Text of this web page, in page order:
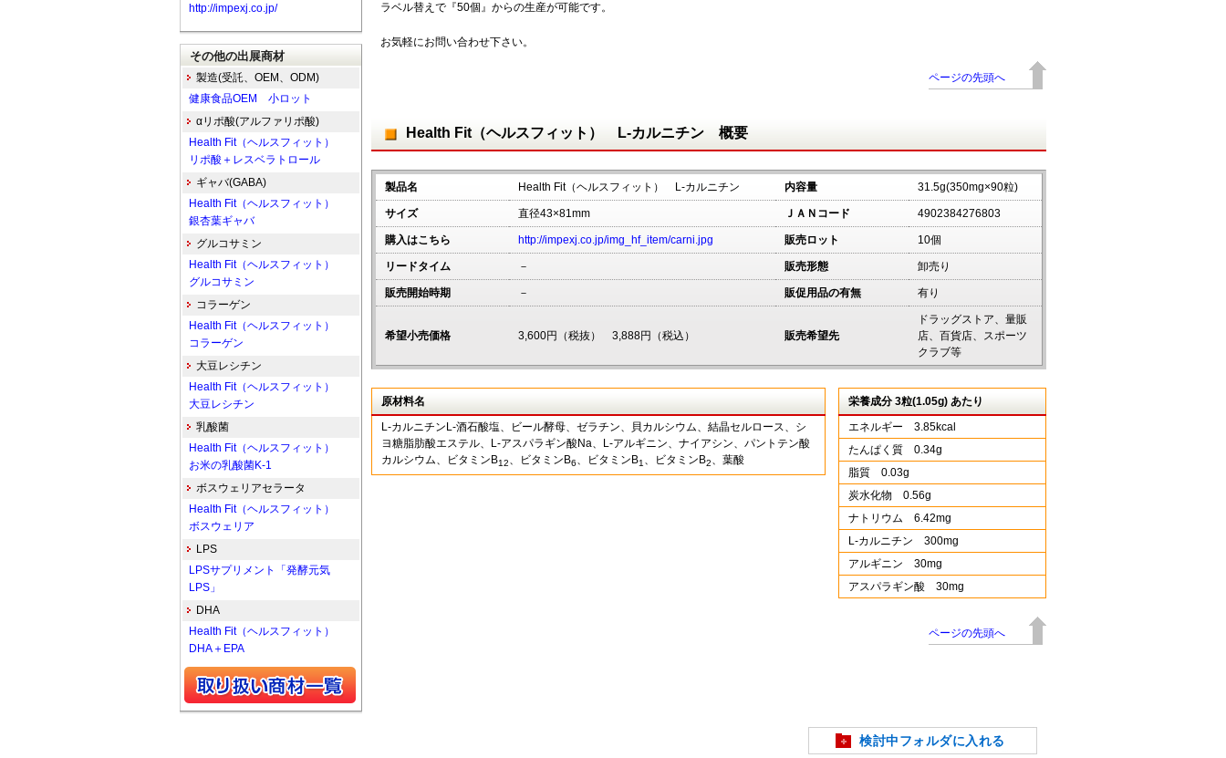
ラベル替えで『50個』からの生産が可能です。
お気軽にお問い合わせ下さい。
ページの先頭へ
Health Fit（ヘルスフィット） L-カルニチン 概要
製品名 Health Fit（ヘルスフィット） L-カルニチン 内容量 31.5g(350mg×90粒)
サイズ 直径43×81mm ＪＡＮコード 4902384276803
購入はこちら http://impexj.co.jp/img_hf_item/carni.jpg 販売ロット 10個
リードタイム － 販売形態 卸売り
販売開始時期 － 販促用品の有無 有り
希望小売価格 3,600円（税抜） 3,888円（税込） 販売希望先
ドラッグストア、量販
店、百貨店、スポーツ
クラブ等
原材料名
L-カルニチンL-酒石酸塩、ビール酵母、ゼラチン、貝カルシウム、結晶セルロース、シ
ヨ糖脂肪酸エステル、L-アスパラギン酸Na、L-アルギニン、ナイアシン、パントテン酸
カルシウム、ビタミンB12、ビタミンB6、ビタミンB1、ビタミンB2、葉酸
栄養成分 3粒(1.05g) あたり
エネルギー 3.85kcal
たんぱく質 0.34g
脂質 0.03g
炭水化物 0.56g
ナトリウム 6.42mg
L-カルニチン 300mg
アルギニン 30mg
アスパラギン酸 30mg
ページの先頭へ
検討中フォルダに入れる
http://impexj.co.jp/
その他の出展商材
製造(受託、OEM、ODM)
健康食品OEM 小ロット
αリポ酸(アルファリポ酸)
Health Fit（ヘルスフィット）
リポ酸＋レスベラトロール
ギャバ(GABA)
Health Fit（ヘルスフィット）
銀杏葉ギャバ
グルコサミン
Health Fit（ヘルスフィット）
グルコサミン
コラーゲン
Health Fit（ヘルスフィット）
コラーゲン
大豆レシチン
Health Fit（ヘルスフィット）
大豆レシチン
乳酸菌
Health Fit（ヘルスフィット）
お米の乳酸菌K-1
ボスウェリアセラータ
Health Fit（ヘルスフィット）
ボスウェリア
LPS
LPSサプリメント「発酵元気
LPS」
DHA
Health Fit（ヘルスフィット）
DHA＋EPA